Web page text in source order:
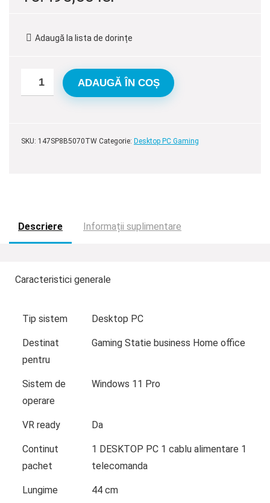
a
fost:
16.695,00 lei.
este:
15.495,00 lei.
Adaugă la lista de dorințe
ADAUGĂ ÎN COȘ
SKU: 147SP8B5070TW Categorie: Desktop PC Gaming
Descriere Informații suplimentare
Caracteristici generale
Tip sistem Desktop PC
Destinat
pentru
Gaming Statie business Home office
Sistem de
operare
Windows 11 Pro
VR ready Da
Continut
pachet
1 DESKTOP PC 1 cablu alimentare 1
telecomanda
Lungime 44 cm